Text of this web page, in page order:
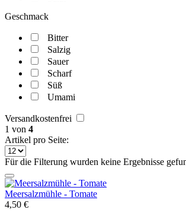
Geschmack
Bitter
Salzig
Sauer
Scharf
Süß
Umami
Versandkostenfrei
1 von 4
Artikel pro Seite:
Für die Filterung wurden keine Ergebnisse
Meersalzmühle - Tomate
4,50 €